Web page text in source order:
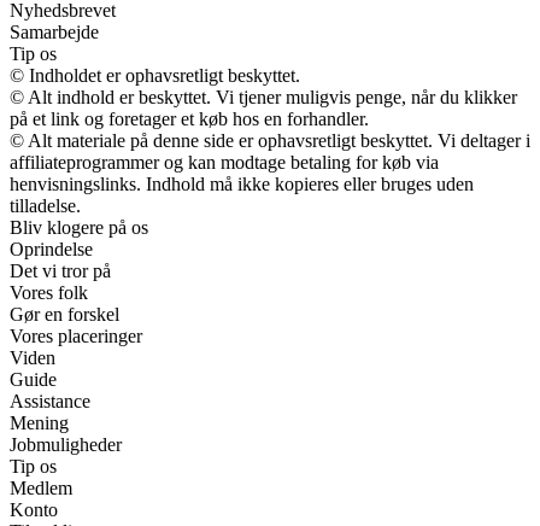
Nyhedsbrevet
Samarbejde
Tip os
© Indholdet er ophavsretligt beskyttet.
© Alt indhold er beskyttet. Vi tjener muligvis penge, når du klikker
på et link og foretager et køb hos en forhandler.
© Alt materiale på denne side er ophavsretligt beskyttet. Vi deltager i
affiliateprogrammer og kan modtage betaling for køb via
henvisningslinks. Indhold må ikke kopieres eller bruges uden
tilladelse.
Bliv klogere på os
Oprindelse
Det vi tror på
Vores folk
Gør en forskel
Vores placeringer
Viden
Guide
Assistance
Mening
Jobmuligheder
Tip os
Medlem
Konto